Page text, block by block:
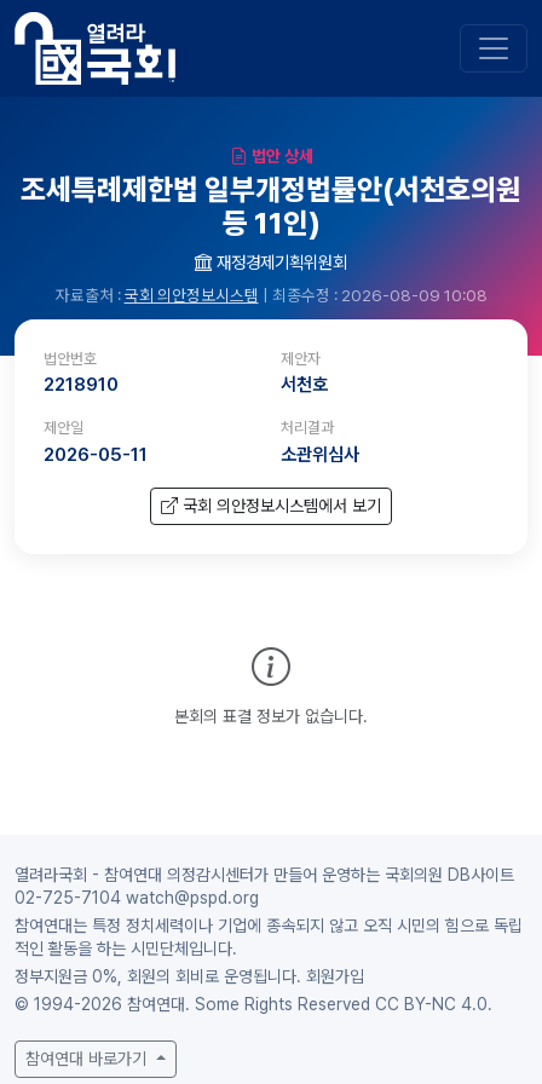
법안 상세
조세특례제한법 일부개정법률안(서천호의원
등 11인)
재정경제기획위원회
자료출처 :국회 의안정보시스템 | 최종수정 : 2026-08-09 10:08
법안번호
2218910
제안자
서천호
제안일
2026-05-11
처리결과
소관위심사
국회 의안정보시스템에서 보기
본회의 표결 정보가 없습니다.
열려라국회 - 참여연대 의정감시센터가 만들어 운영하는 국회의원 DB사이트
02-725-7104 watch@pspd.org
참여연대는 특정 정치세력이나 기업에 종속되지 않고 오직 시민의 힘으로 독립
적인 활동을 하는 시민단체입니다.
정부지원금 0%, 회원의 회비로 운영됩니다. 회원가입
© 1994-2026 참여연대. Some Rights Reserved CC BY-NC 4.0.
참여연대 바로가기